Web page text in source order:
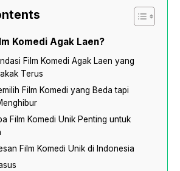
Komedi Agak Laen?
Film Komedi Agak Laen yang
Terus
Film Komedi yang Beda tapi
Film Komedi Unik Penting untuk
Film Komedi Unik di Indonesia